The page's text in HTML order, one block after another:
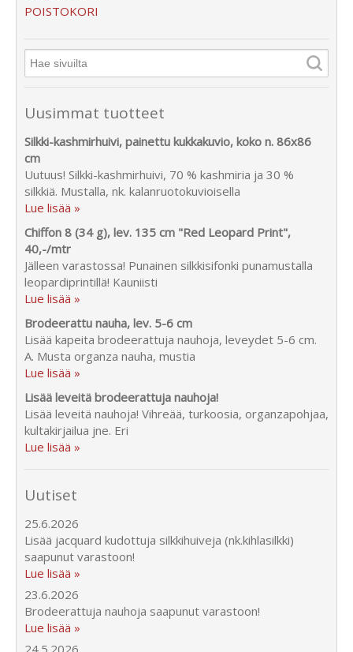
POISTOKORI
Uusimmat tuotteet
Silkki-kashmirhuivi, painettu kukkakuvio, koko n. 86x86
cm
Uutuus! Silkki-kashmirhuivi, 70 % kashmiria ja 30 %
silkkiä. Mustalla, nk. kalanruotokuvioisella
Lue lisää »
Chiffon 8 (34 g), lev. 135 cm "Red Leopard Print",
40,-/mtr
Jälleen varastossa! Punainen silkkisifonki punamustalla
leopardiprintillä! Kauniisti
Lue lisää »
Brodeerattu nauha, lev. 5-6 cm
Lisää kapeita brodeerattuja nauhoja, leveydet 5-6 cm.
A. Musta organza nauha, mustia
Lue lisää »
Lisää leveitä brodeerattuja nauhoja!
Lisää leveitä nauhoja! Vihreää, turkoosia, organzapohjaa,
kultakirjailua jne. Eri
Lue lisää »
Uutiset
25.6.2026
Lisää jacquard kudottuja silkkihuiveja (nk.kihlasilkki)
saapunut varastoon!
Lue lisää »
23.6.2026
Brodeerattuja nauhoja saapunut varastoon!
Lue lisää »
24.5.2026